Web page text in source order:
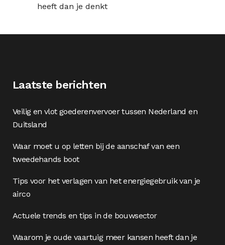
heeft dan je denkt
Laatste berichten
Veilig en vlot goederenvervoer tussen Nederland en
Duitsland
Waar moet u op letten bij de aanschaf van een
tweedehands boot
Tips voor het verlagen van het energiegebruik van je
airco
Actuele trends en tips in de bouwsector
Waarom je oude vaartuig meer kansen heeft dan je